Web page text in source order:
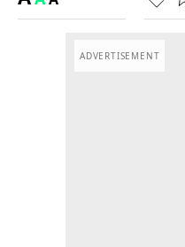
ADVERTISEMENT